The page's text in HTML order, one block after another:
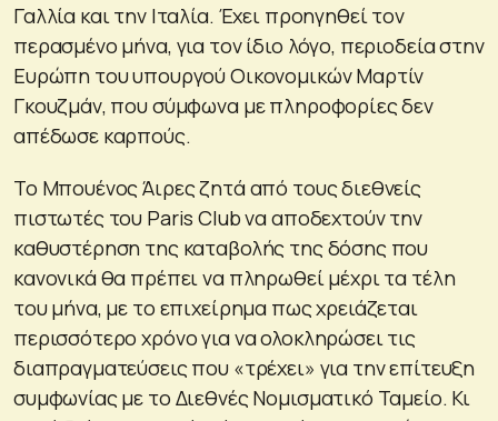
Γαλλία και την Ιταλία. Έχει προηγηθεί τον
περασμένο μήνα, για τον ίδιο λόγο, περιοδεία στην
Ευρώπη του υπουργού Οικονομικών Μαρτίν
Γκουζμάν, που σύμφωνα με πληροφορίες δεν
απέδωσε καρπούς.
Το Μπουένος Άιρες ζητά από τους διεθνείς
πιστωτές του Paris Club να αποδεχτούν την
καθυστέρηση της καταβολής της δόσης που
κανονικά θα πρέπει να πληρωθεί μέχρι τα τέλη
του μήνα, με το επιχείρημα πως χρειάζεται
περισσότερο χρόνο για να ολοκληρώσει τις
διαπραγματεύσεις που «τρέχει» για την επίτευξη
συμφωνίας με το Διεθνές Νομισματικό Ταμείο. Κι